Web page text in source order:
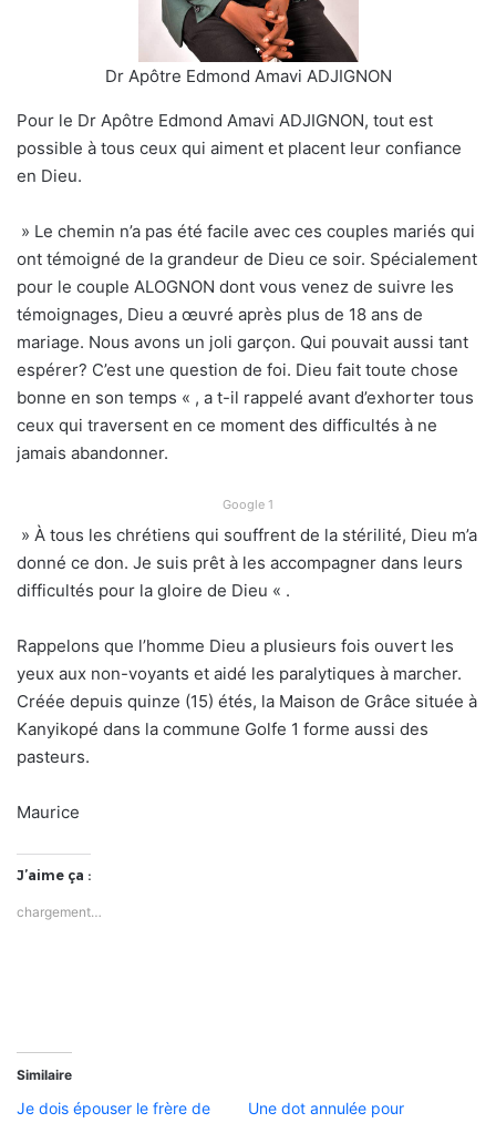
Dr Apôtre Edmond Amavi ADJIGNON
Pour le Dr Apôtre Edmond Amavi ADJIGNON, tout est
possible à tous ceux qui aiment et placent leur confiance
en Dieu.
» Le chemin n’a pas été facile avec ces couples mariés qui
ont témoigné de la grandeur de Dieu ce soir. Spécialement
pour le couple ALOGNON dont vous venez de suivre les
témoignages, Dieu a œuvré après plus de 18 ans de
mariage. Nous avons un joli garçon. Qui pouvait aussi tant
espérer? C’est une question de foi. Dieu fait toute chose
bonne en son temps « , a t-il rappelé avant d’exhorter tous
ceux qui traversent en ce moment des difficultés à ne
jamais abandonner.
Google 1
» À tous les chrétiens qui souffrent de la stérilité, Dieu m’a
donné ce don. Je suis prêt à les accompagner dans leurs
difficultés pour la gloire de Dieu « .
Rappelons que l’homme Dieu a plusieurs fois ouvert les
yeux aux non-voyants et aidé les paralytiques à marcher.
Créée depuis quinze (15) étés, la Maison de Grâce située à
Kanyikopé dans la commune Golfe 1 forme aussi des
pasteurs.
Maurice
J’aime ça :
chargement…
Similaire
Je dois épouser le frère de
Une dot annulée pour